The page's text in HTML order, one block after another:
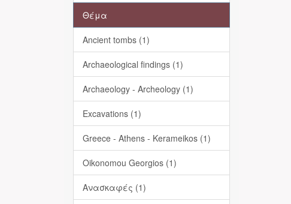
Θέμα
Ancient tombs (1)
Archaeological findings (1)
Archaeology - Archeology (1)
Excavations (1)
Greece - Athens - Kerameikos (1)
Oikonomou Georgios (1)
Ανασκαφές (1)